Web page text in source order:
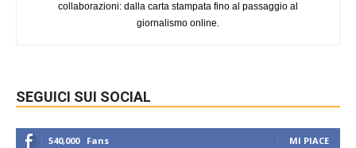
collaborazioni: dalla carta stampata fino al passaggio al
giornalismo online.
SEGUICI SUI SOCIAL
540,000 Fans MI PIACE